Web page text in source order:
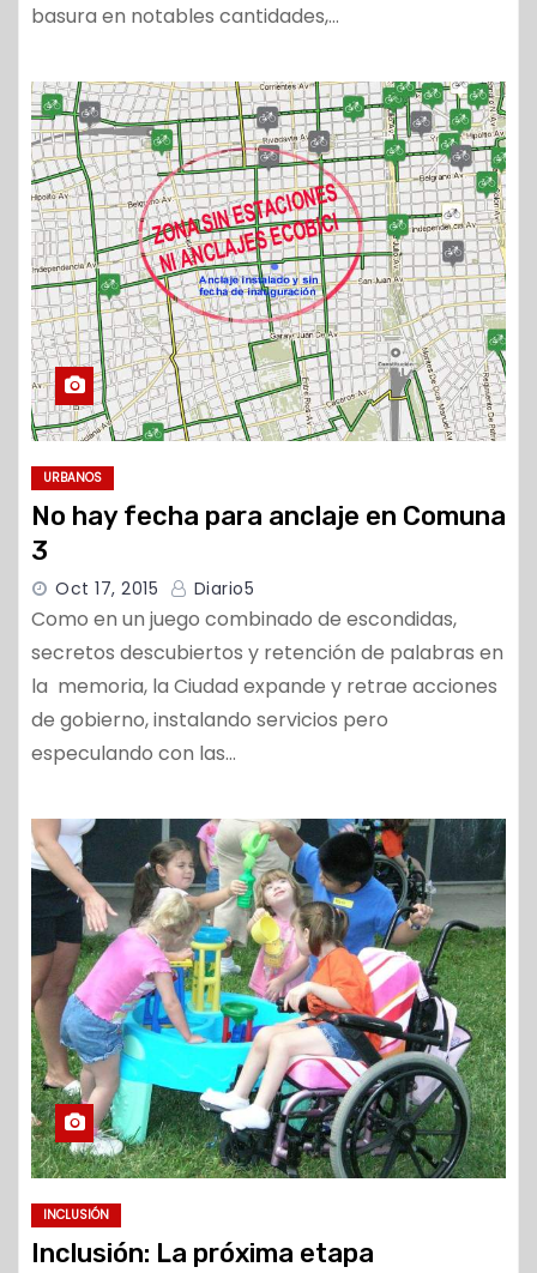
basura en notables cantidades,…
URBANOS
No hay fecha para anclaje en Comuna
3
Oct 17, 2015 Diario5
Como en un juego combinado de escondidas,
secretos descubiertos y retención de palabras en
la memoria, la Ciudad expande y retrae acciones
de gobierno, instalando servicios pero
especulando con las…
INCLUSIÓN
Inclusión: La próxima etapa